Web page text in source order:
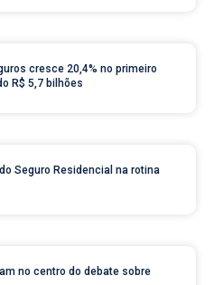
cresce 20,4% no primeiro
R$ 5,7 bilhões
Seguro Residencial na rotina
no centro do debate sobre